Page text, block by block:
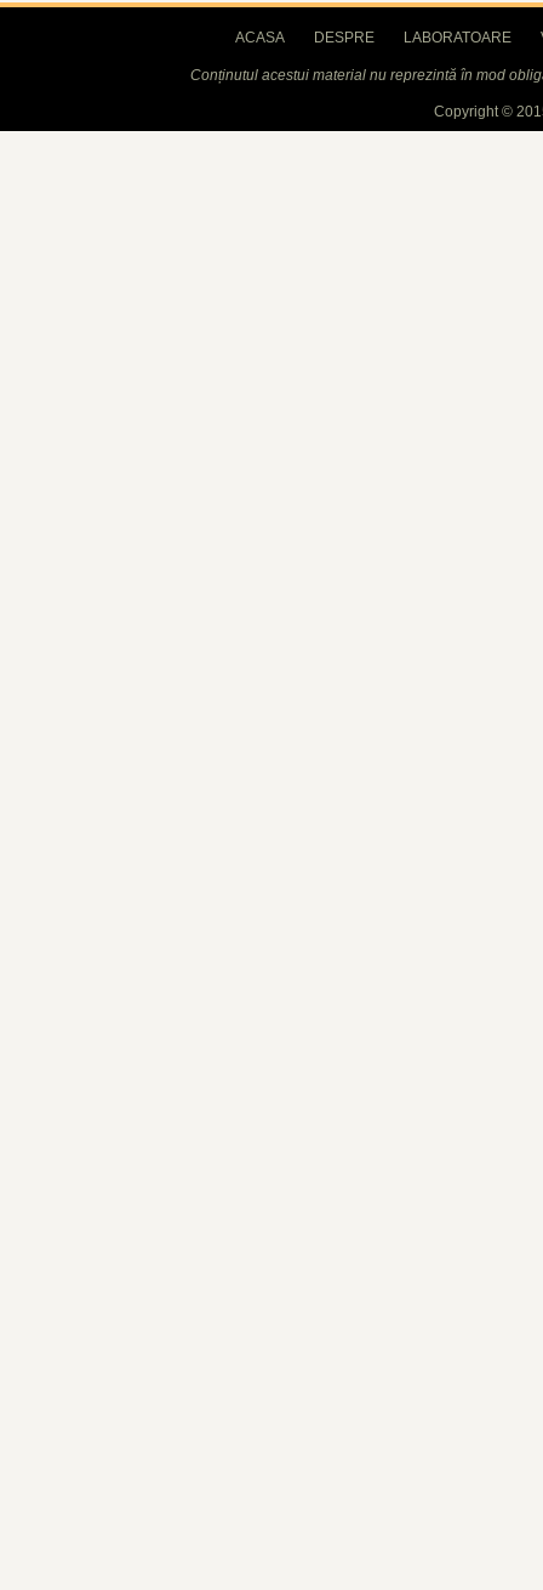
ACASA DESPRE LABORATOARE
Conținutul acestui material nu reprezintă în mod
Copyright ©